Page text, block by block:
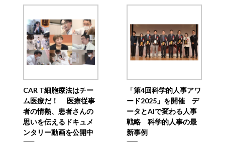
CAR T細胞療法はチー
ム医療だ！ 医療従事
者の情熱、患者さんの
思いを伝えるドキュメ
ンタリー動画を公開中
「第4回科学的人事アワ
ード2025」を開催 デ
ータとAIで変わる人事
戦略 科学的人事の最
新事例